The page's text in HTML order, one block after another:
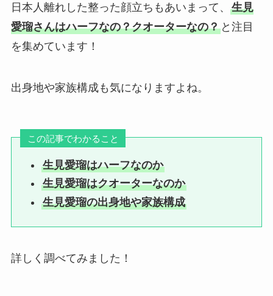
日本人離れした整った顔立ちもあいまって、 生見
愛瑠さんはハーフなの？クオーターなの？と注目
を集めています！
出身地や家族構成も気になりますよね。
この記事でわかること
生見愛瑠はハーフなのか
生見愛瑠はクオーターなのか
生見愛瑠の出身地や家族構成
詳しく調べてみました！